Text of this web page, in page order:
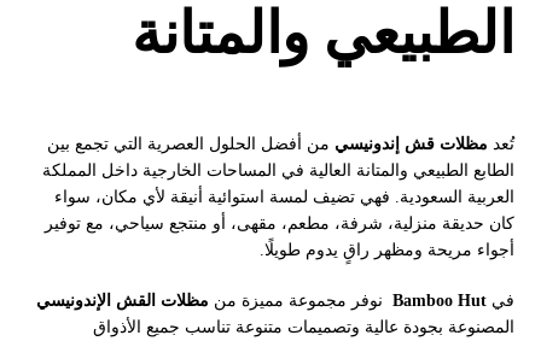
الطبيعي والمتانة
تُعد مظلات قش إندونيسي من أفضل الحلول العصرية التي تجمع بين
الطابع الطبيعي والمتانة العالية في المساحات الخارجية داخل المملكة
العربية السعودية. فهي تضيف لمسة استوائية أنيقة لأي مكان، سواء
كان حديقة منزلية، شرفة، مطعم، مقهى، أو منتجع سياحي، مع توفير
أجواء مريحة ومظهر راقٍ يدوم طويلًا.
فيBamboo Hut نوفر مجموعة مميزة من مظلات القش الإندونيسي
المصنوعة بجودة عالية وتصميمات متنوعة تناسب جميع الأذواق